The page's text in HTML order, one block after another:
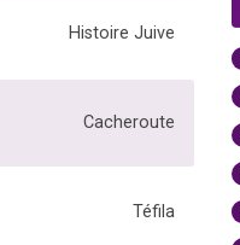
Histoire Juive
Cacheroute
Téfila